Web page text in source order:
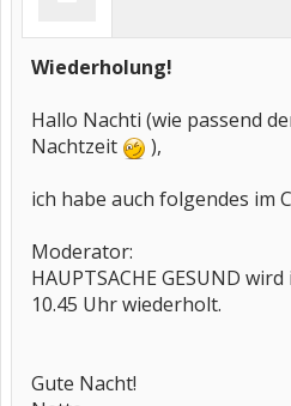
Wiederholung!
Hallo Nachti (wie passend
Nachtzeit
),
ich habe auch folgendes im
Moderator:
HAUPTSACHE GESUND
10.45 Uhr wiederholt.
Gute Nacht!